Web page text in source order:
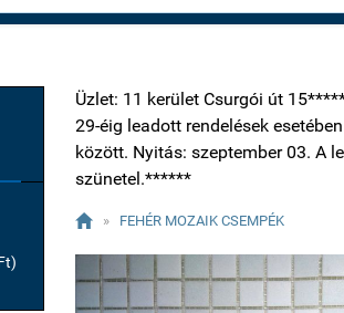
Üzlet: 11 kerület Csurgói út
29-éig leadott rendelések
között. Nyitás: szeptember 03. A
szünetel.******
 » FEHÉR MOZAIK CSEMPÉK